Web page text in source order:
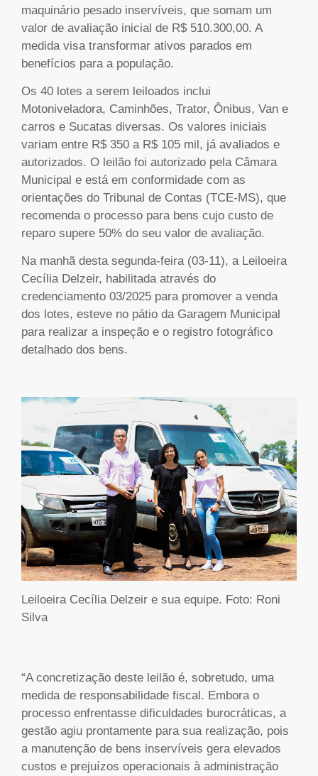
maquinário pesado inservíveis, que somam um
valor de avaliação inicial de R$ 510.300,00. A
medida visa transformar ativos parados em
benefícios para a população.
Os 40 lotes a serem leiloados inclui
Motoniveladora, Caminhões, Trator, Ônibus, Van e
carros e Sucatas diversas. Os valores iniciais
variam entre R$ 350 a R$ 105 mil, já avaliados e
autorizados. O leilão foi autorizado pela Câmara
Municipal e está em conformidade com as
orientações do Tribunal de Contas (TCE-MS), que
recomenda o processo para bens cujo custo de
reparo supere 50% do seu valor de avaliação.
Na manhã desta segunda-feira (03-11), a Leiloeira
Cecília Delzeir, habilitada através do
credenciamento 03/2025 para promover a venda
dos lotes, esteve no pátio da Garagem Municipal
para realizar a inspeção e o registro fotográfico
detalhado dos bens.
Leiloeira Cecília Delzeir e sua equipe. Foto: Roni
Silva
“A concretização deste leilão é, sobretudo, uma
medida de responsabilidade fiscal. Embora o
processo enfrentasse dificuldades burocráticas, a
gestão agiu prontamente para sua realização, pois
a manutenção de bens inservíveis gera elevados
custos e prejuízos operacionais à administração